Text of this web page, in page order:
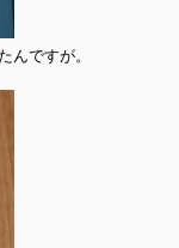
んですが。